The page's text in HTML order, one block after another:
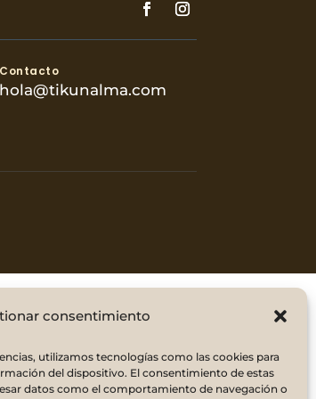
consentimiento
utilizamos tecnologías como las cookies para
del dispositivo. El consentimiento de estas
datos como el comportamiento de navegación o
Contacto
hola@tikunalma.com